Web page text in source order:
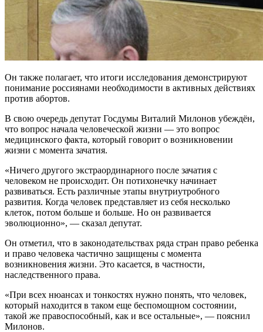
Он также полагает, что итоги исследования демонстрируют
понимание россиянами необходимости в активных действиях
против абортов.
В свою очередь депутат Госдумы Виталий Милонов убеждён,
что вопрос начала человеческой жизни — это вопрос
медицинского факта, который говорит о возникновении
жизни с момента зачатия.
«Ничего другого экстраординарного после зачатия с
человеком не происходит. Он потихонечку начинает
развиваться. Есть различные этапы внутриутробного
развития. Когда человек представляет из себя несколько
клеток, потом больше и больше. Но он развивается
эволюционно», — сказал депутат.
Он отметил, что в законодательствах ряда стран право ребенка
и право человека частично защищены с момента
возникновения жизни. Это касается, в частности,
наследственного права.
«При всех нюансах и тонкостях нужно понять, что человек,
который находится в таком еще беспомощном состоянии,
такой же правоспособный, как и все остальные», — пояснил
Милонов.